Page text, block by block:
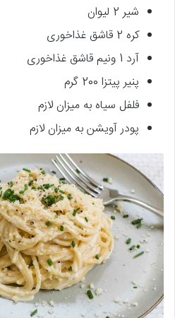
شیر 2 لیوان
کره 2 قاشق غذاخوری
آرد 1 ونیم قاشق غذاخوری
پنیر پیتزا 200 گرم
فلفل سیاه به میزان لازم
پودر آویشن به میزان لازم